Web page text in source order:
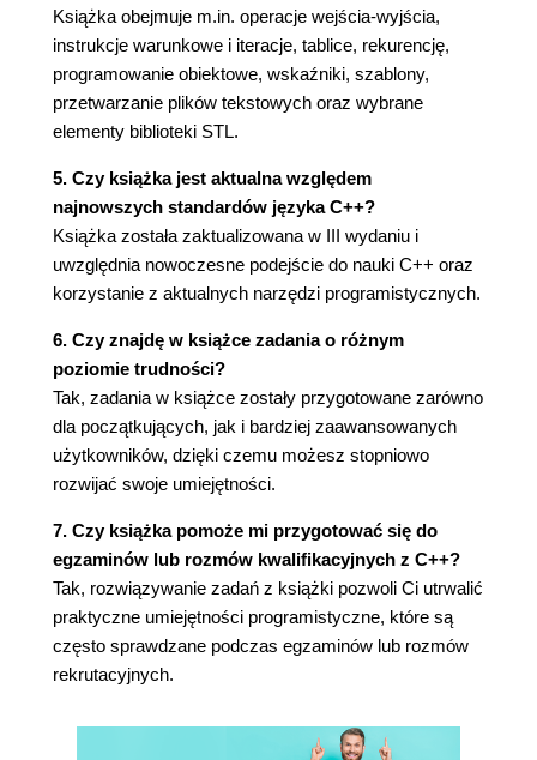
Książka obejmuje m.in. operacje wejścia-wyjścia,
instrukcje warunkowe i iteracje, tablice, rekurencję,
programowanie obiektowe, wskaźniki, szablony,
przetwarzanie plików tekstowych oraz wybrane
elementy biblioteki STL.
5. Czy książka jest aktualna względem
najnowszych standardów języka C++?
Książka została zaktualizowana w III wydaniu i
uwzględnia nowoczesne podejście do nauki C++ oraz
korzystanie z aktualnych narzędzi programistycznych.
6. Czy znajdę w książce zadania o różnym
poziomie trudności?
Tak, zadania w książce zostały przygotowane zarówno
dla początkujących, jak i bardziej zaawansowanych
użytkowników, dzięki czemu możesz stopniowo
rozwijać swoje umiejętności.
7. Czy książka pomoże mi przygotować się do
egzaminów lub rozmów kwalifikacyjnych z C++?
Tak, rozwiązywanie zadań z książki pozwoli Ci utrwalić
praktyczne umiejętności programistyczne, które są
często sprawdzane podczas egzaminów lub rozmów
rekrutacyjnych.